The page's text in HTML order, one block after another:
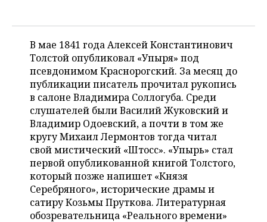
ВОЛЕЙБОЛ
КИБЕРСПОРТ
ФИГУРНОЕ КАТАНИЕ
ВОДНЫЕ ВИДЫ СПОРТА
ХОККЕЙ С МЯЧОМ
ИСТОРИЯ
КУЛЬТУРА
МЕДИЦИНА
ОБРАЗОВАНИЕ
ПРОИСШЕСТВИЯ
СПИСОК ПЕРСОН
СПИСОК КОМПАНИЙ
ПОЛНАЯ ВЕРСИЯ
В мае 1841 года Алексей Константинович
Толстой опубликовал «Упыря» под
псевдонимом Краснорогский. За месяц до
публикации писатель прочитал рукопись
в салоне Владимира Соллогуба. Среди
слушателей были Василий Жуковский и
Владимир Одоевский, а почти в том же
кругу Михаил Лермонтов тогда читал
свой мистический «Штосс». «Упырь» стал
первой опубликованной книгой Толстого,
который позже напишет «Князя
Серебряного», исторические драмы и
сатиру Козьмы Пруткова. Литературная
обозревательница «Реального времени»